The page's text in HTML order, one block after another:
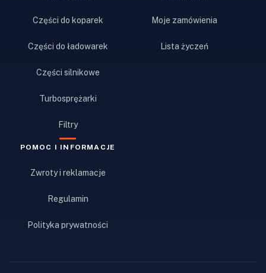
Części do koparek
Części do ładowarek
Części silnikowe
Turbosprężarki
Filtry
Moje zamówienia
Lista życzeń
POMOC I INFORMACJE
Zwroty i reklamacje
Regulamin
Polityka prywatności